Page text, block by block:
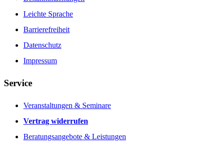
Leichte Sprache
Barrierefreiheit
Datenschutz
Impressum
Service
Veranstaltungen & Seminare
Vertrag widerrufen
Beratungsangebote & Leistungen